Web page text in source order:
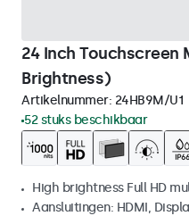
24 Inch Touchscreen
Brightness)
Artikelnummer: 24HB9M/U1
52 stuks beschikbaar
High brightness Full HD
Aansluitingen: HDMI,